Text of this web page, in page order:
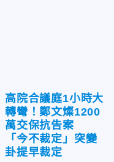
高院合議庭1小時大
轉彎！鄭文燦1200
萬交保抗告案
「今不裁定」突變
卦提早裁定